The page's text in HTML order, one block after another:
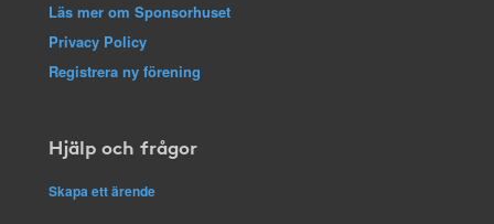
Läs mer om Sponsorhuset
Privacy Policy
Registrera ny förening
Hjälp och frågor
Skapa ett ärende